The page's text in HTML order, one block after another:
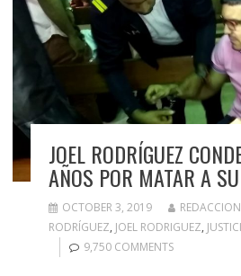
JOEL RODRÍGUEZ
AÑOS POR MATAR A
OCTOBER 3, 2019 REDACCION
RODRÍGUEZ, JOEL RODRIGUEZ,
9,750 COMMENTS